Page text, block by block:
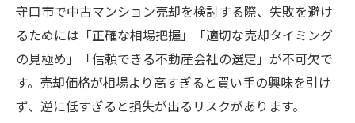
守口市で中古マンション売却を検討する際、失敗を避け
るためには「正確な相場把握」「適切な売却タイミング
の見極め」「信頼できる不動産会社の選定」が不可欠で
す。売却価格が相場より高すぎると買い手の興味を引け
ず、逆に低すぎると損失が出るリスクがあります。